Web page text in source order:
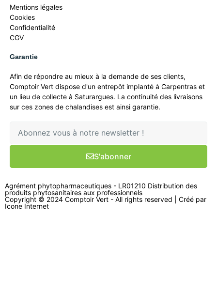
Mentions légales
Cookies
Confidentialité
CGV
Garantie
Afin de répondre au mieux à la demande de ses clients,
Comptoir Vert dispose d'un entrepôt implanté à Carpentras et
un lieu de collecte à Saturargues. La continuité des livraisons
sur ces zones de chalandises est ainsi garantie.
S'abonner
Agrément phytopharmaceutiques - LR01210 Distribution des
produits phytosanitaires aux professionnels
Copyright © 2024 Comptoir Vert - All rights reserved | Créé par
Icone Internet